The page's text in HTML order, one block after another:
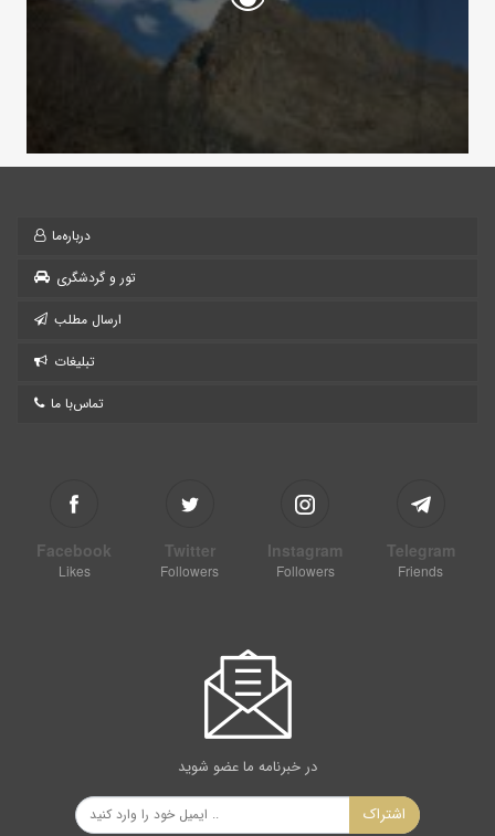
درباره‌ما
تور و گردشگری
ارسال مطلب
تبلیغات
تماس‌با ما
Facebook
Likes
Twitter
Followers
Instagram
Followers
Telegram
Friends
در خبرنامه ما عضو شوید
اشتراک